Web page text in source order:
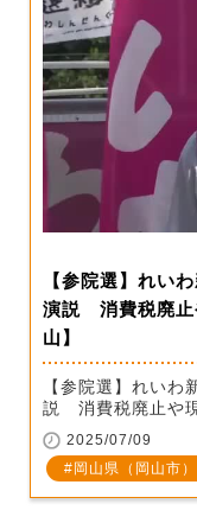
【参院選】れい
演説 消費税廃止
山】
【参院選】れい
説 消費税廃止や
2025/07/09
岡山県（岡山市）